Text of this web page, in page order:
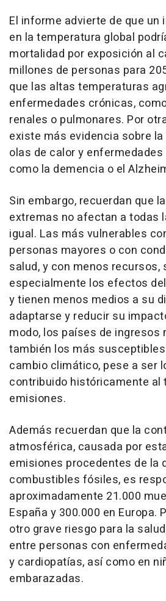
El informe advierte de que un
en la temperatura global
mortalidad por exposición al
millones de personas para
que las altas temperaturas
enfermedades crónicas,
renales o pulmonares. Por
existe más evidencia sobre
olas de calor y
como la demencia o el
Sin embargo, recuerdan que
extremas no afectan a todas
igual. Las más vulnerables
personas mayores o con
salud, y con menos recursos,
especialmente los efectos
y tienen menos medios a su
adaptarse y reducir su
modo, los países de ingresos
también los más
cambio climático, pese a ser
contribuido históricamente al
emisiones.
Además recuerdan que la
atmosférica, causada por
emisiones procedentes de la
combustibles fósiles, es
aproximadamente 21.000
España y 300.000 en Europa.
otro grave riesgo para la
entre personas con
y cardiopatías, así como en
embarazadas.